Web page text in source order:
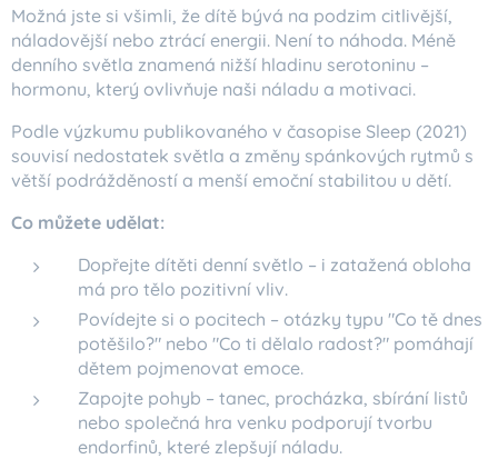
Možná jste si všimli, že dítě bývá na podzim citlivější,
náladovější nebo ztrácí energii. Není to náhoda. Méně
denního světla znamená nižší hladinu serotoninu –
hormonu, který ovlivňuje naši náladu a motivaci.
Podle výzkumu publikovaného v časopise Sleep (2021)
souvisí nedostatek světla a změny spánkových rytmů s
větší podrážděností a menší emoční stabilitou u dětí.
Co můžete udělat:
Dopřejte dítěti denní světlo – i zatažená obloha
má pro tělo pozitivní vliv.
Povídejte si o pocitech – otázky typu "Co tě dnes
potěšilo?" nebo "Co ti dělalo radost?" pomáhají
dětem pojmenovat emoce.
Zapojte pohyb – tanec, procházka, sbírání listů
nebo společná hra venku podporují tvorbu
endorfinů, které zlepšují náladu.